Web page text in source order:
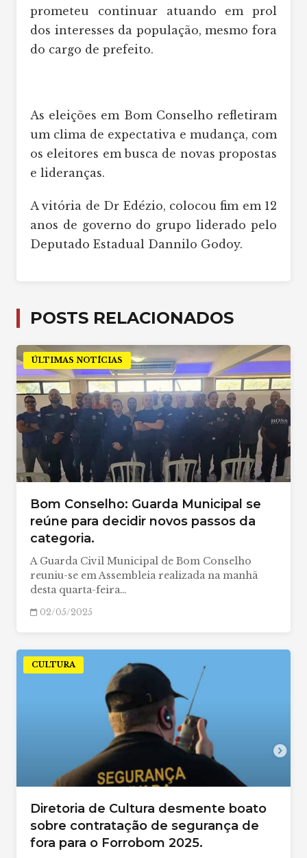
prometeu continuar atuando em prol
dos interesses da população, mesmo fora
do cargo de prefeito.
As eleições em Bom Conselho refletiram
um clima de expectativa e mudança, com
os eleitores em busca de novas propostas
e lideranças.
A vitória de Dr Edézio, colocou fim em 12
anos de governo do grupo liderado pelo
Deputado Estadual Dannilo Godoy.
POSTS RELACIONADOS
ÚLTIMAS NOTÍCIAS
Bom Conselho: Guarda Municipal se
reúne para decidir novos passos da
categoria.
A Guarda Civil Municipal de Bom Conselho
reuniu-se em Assembleia realizada na manhã
desta quarta-feira…
02/05/2025
CULTURA
Diretoria de Cultura desmente boato
sobre contratação de segurança de
fora para o Forrobom 2025.